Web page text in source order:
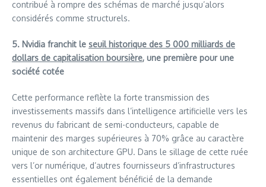
contribué à rompre des schémas de marché jusqu’alors
considérés comme structurels.
5. Nvidia franchit le seuil historique des 5 000 milliards de
dollars de capitalisation boursière, une première pour une
société cotée
Cette performance reflète la forte transmission des
investissements massifs dans l’intelligence artificielle vers les
revenus du fabricant de semi-conducteurs, capable de
maintenir des marges supérieures à 70% grâce au caractère
unique de son architecture GPU. Dans le sillage de cette ruée
vers l’or numérique, d’autres fournisseurs d’infrastructures
essentielles ont également bénéficié de la demande